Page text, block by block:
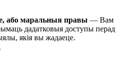
або маральныя правы — Вам
дадатковыя доступы перад
якія вы жадаеце.